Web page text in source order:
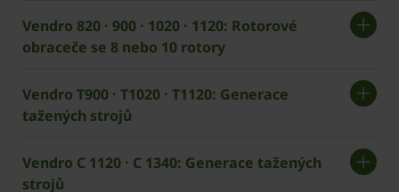
Vendro 820 · 900 · 1020 · 1120: Rotorové
obraceče se 8 nebo 10 rotory
Vendro T900 · T1020 · T1120: Generace
tažených strojů
Vendro C 1120 · C 1340: Generace tažených
strojů